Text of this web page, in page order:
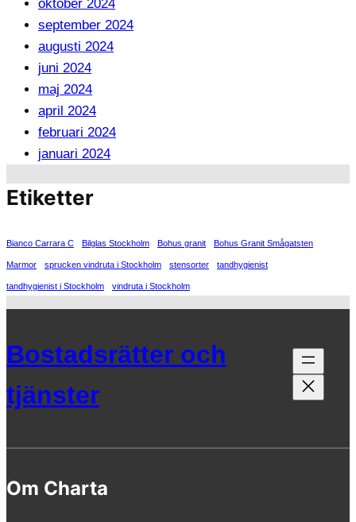
oktober 2024
september 2024
augusti 2024
juni 2024
maj 2024
april 2024
februari 2024
januari 2024
Etiketter
Bianco Carrara C Bilglas Stockholm Bohus granit Bohus Granit Smågatsten
Marmor sprucken vindruta i Stockholm stensorter tandhygienist
tandhygienist i Stockholm vindruta i Stockholm
Bostadsrätter och
tjänster
Om Charta